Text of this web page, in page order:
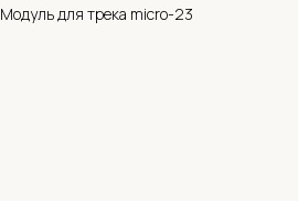
Модуль для трека micro-23